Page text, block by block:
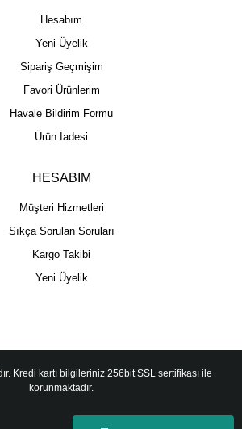
Hesabım
Yeni Üyelik
Sipariş Geçmişim
Favori Ürünlerim
Havale Bildirim Formu
Ürün İadesi
HESABIM
Müşteri Hizmetleri
Sıkça Sorulan Soruları
Kargo Takibi
Yeni Üyelik
Kredi kartı bilgileriniz 256bit SSL sertifikası ile
korunmaktadır.